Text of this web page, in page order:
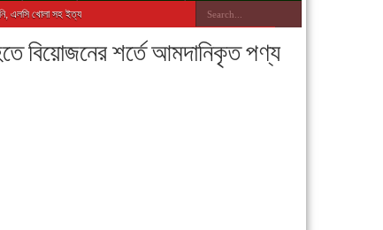
খোলা সহ ইত্যাদি কার্যক্রমে ঝুঁকি হ্রাসের জন্য এই ওয়েবসাইটের ডেটাবেজ থেকে বন্ডেড প্রতিষ্ঠানের তথ্য যাচাই
বিয়োজনের শর্তে আমদানিকৃত পণ্য